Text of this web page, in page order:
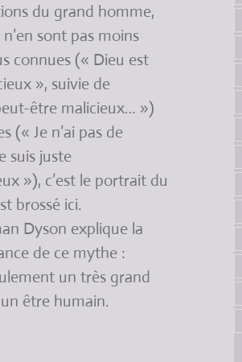
du grand homme,
sont pas moins
connues (« Dieu est
», suivie de
être malicieux… »)
(« Je n’ai pas de
suis juste
»), c’est le portrait du
brossé ici.
Dyson explique la
de ce mythe :
un très grand
être humain.